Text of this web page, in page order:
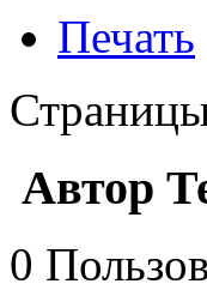
Печать
Автор
0